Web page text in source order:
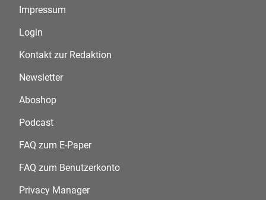
Impressum
Login
Kontakt zur Redaktion
Newsletter
Aboshop
Podcast
FAQ zum E-Paper
FAQ zum Benutzerkonto
Privacy Manager